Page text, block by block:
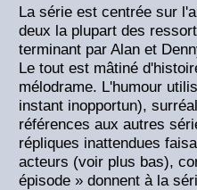
La série est centrée sur
deux la plupart des
terminant par Alan et
Le tout est mâtiné
mélodrame. L'humour
instant inopportun),
références aux autres
répliques inattendues
acteurs (voir plus bas),
épisode » donnent à la